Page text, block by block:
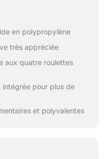
en polypropylène
très appréciée
aux quatre roulettes
intégrée pour plus de
et polyvalentes